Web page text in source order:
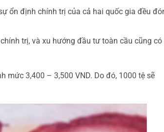
ổn định chính trị của cả hai quốc gia đều
trị, và xu hướng đầu tư toàn cầu cũng có
mức 3,400 – 3,500 VND. Do đó, 1000 tệ sẽ